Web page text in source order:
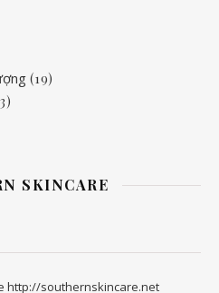
(19)
SKINCARE
http://southernskincare.net